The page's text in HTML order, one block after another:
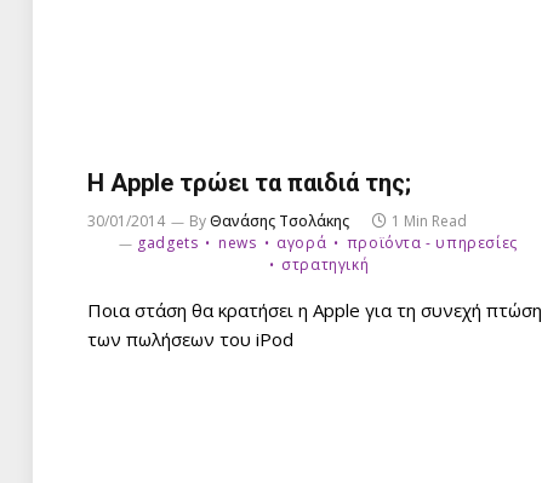
H Apple τρώει τα παιδιά της;
30/01/2014 ByΘανάσης Τσολάκης
1 Min Read
gadgets
news αγορά
προϊόντα - υπηρεσίες
στρατηγική
Ποια στάση θα κρατήσει η Apple για τη συνεχή πτώση
των πωλήσεων του iPod